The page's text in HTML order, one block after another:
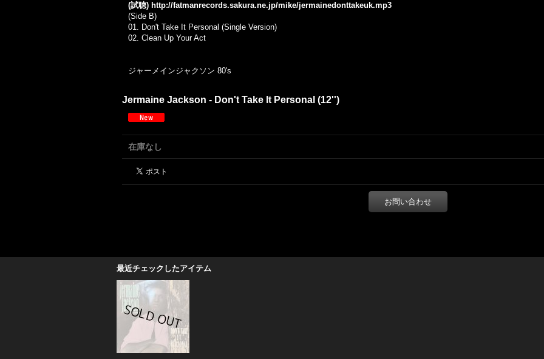
(試聴) http://fatmanrecords.sakura.ne.jp/mike/jermainedonttakeuk.mp3
(Side B)
01. Don't Take It Personal (Single Version)
02. Clean Up Your Act
ジャーメインジャクソン 80's
Jermaine Jackson - Don't Take It Personal (12'')
在庫なし
お問い合わせ
最近チェックしたアイテム